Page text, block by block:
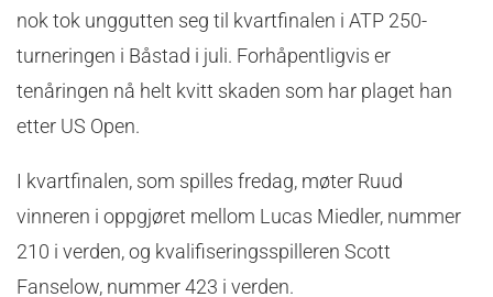
nok tok unggutten seg til kvartfinalen i ATP 250-
turneringen i Båstad i juli. Forhåpentligvis er
tenåringen nå helt kvitt skaden som har plaget han
etter US Open.
I kvartfinalen, som spilles fredag, møter Ruud
vinneren i oppgjøret mellom Lucas Miedler, nummer
210 i verden, og kvalifiseringsspilleren Scott
Fanselow, nummer 423 i verden.